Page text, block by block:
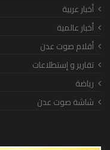
أخبار عربية
أخبار عالمية
أقلام صوت عدن
تقارير و إستطلاعات
رياضة
شاشة صوت عدن